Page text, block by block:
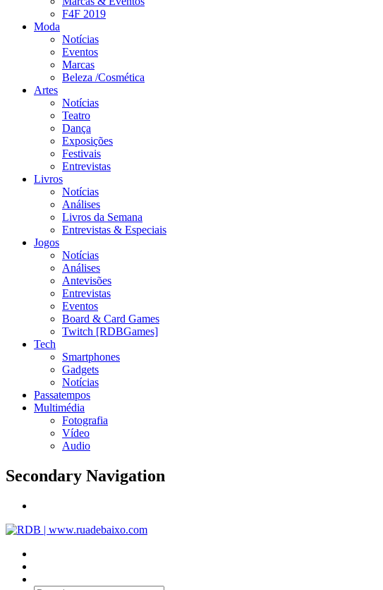
F4F 2019
Moda
Notícias
Eventos
Marcas
Beleza /Cosmética
Artes
Notícias
Teatro
Dança
Exposições
Festivais
Entrevistas
Livros
Notícias
Análises
Livros da Semana
Entrevistas & Especiais
Jogos
Notícias
Análises
Antevisões
Entrevistas
Eventos
Board & Card Games
Twitch [RDBGames]
Tech
Smartphones
Gadgets
Notícias
Passatempos
Multimédia
Fotografia
Vídeo
Audio
Secondary Navigation